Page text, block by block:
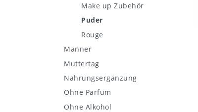
Make up Zubehör
Puder
Rouge
Männer
Muttertag
Nahrungsergänzung
Ohne Parfum
Ohne Alkohol